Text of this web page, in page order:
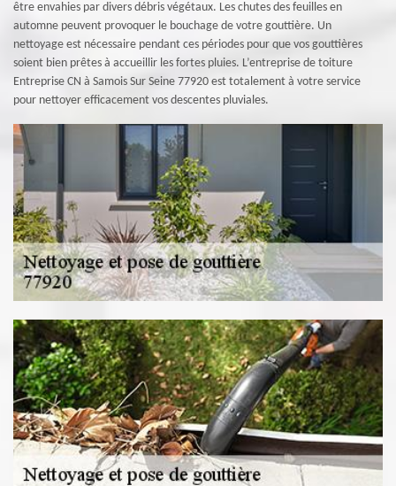
être envahies par divers débris végétaux. Les chutes des feuilles en
automne peuvent provoquer le bouchage de votre gouttière. Un
nettoyage est nécessaire pendant ces périodes pour que vos gouttières
soient bien prêtes à accueillir les fortes pluies. L’entreprise de toiture
Entreprise CN à Samois Sur Seine 77920 est totalement à votre service
pour nettoyer efficacement vos descentes pluviales.